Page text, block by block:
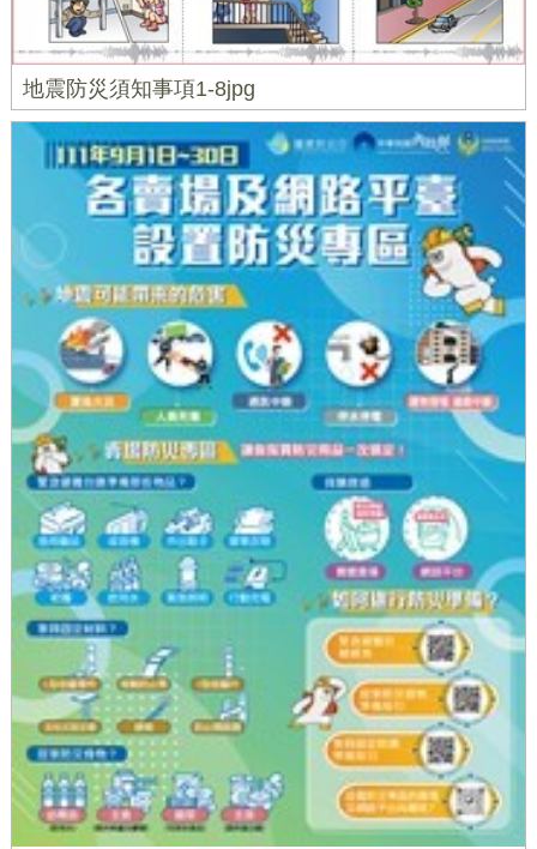
地震防災須知事項1-8jpg